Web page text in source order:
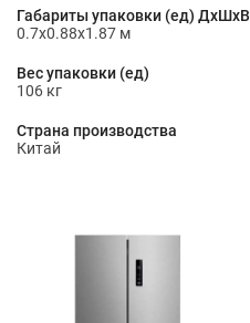
Габариты упаковки (ед) ДхШхВ
0.7x0.88x1.87 м
Вес упаковки (ед)
106 кг
Страна производства
Китай